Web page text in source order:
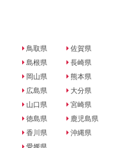
鳥取県
島根県
岡山県
広島県
山口県
徳島県
香川県
佐賀県
長崎県
熊本県
大分県
宮崎県
鹿児島県
沖縄県